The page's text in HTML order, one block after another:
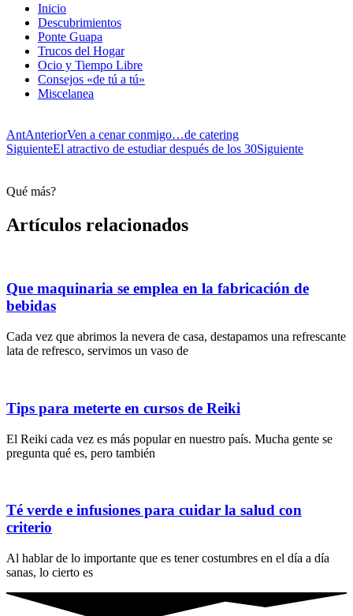
Inicio
Descubrimientos
Ponte Guapa
Trucos del Hogar
Ocio y Tiempo Libre
Consejos «de tú a tú»
Miscelanea
AntAnteriorVen a cenar conmigo…de catering
SiguienteEl atractivo de estudiar después de los 30Siguiente
Qué más?
Artículos relacionados
Que maquinaria se emplea en la fabricación de
bebidas
Cada vez que abrimos la nevera de casa, destapamos una refrescante
lata de refresco, servimos un vaso de
Tips para meterte en cursos de Reiki
El Reiki cada vez es más popular en nuestro país. Mucha gente se
pregunta qué es, pero también
Té verde e infusiones para cuidar la salud con
criterio
Al hablar de lo importante que es tener costumbres en el día a día
sanas, lo cierto es